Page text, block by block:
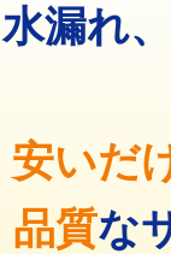
コンクリート斫
モルタル補修（
追加人工
廃棄・処分
桝清掃
止水・漏水調査
止水・漏水調査
止水・漏水調査
水漏れ
安いだ
品質な